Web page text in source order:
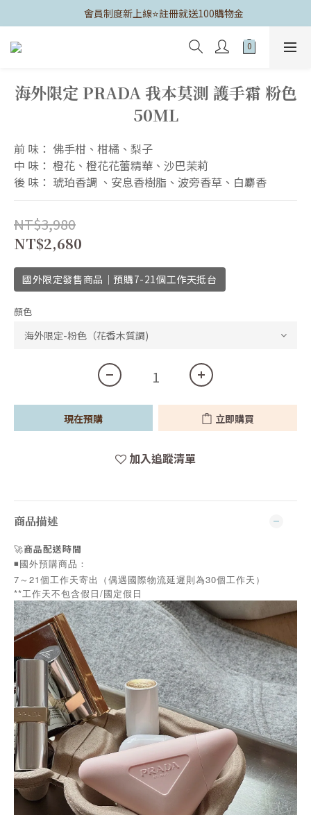
	會員制度新上線⭐️註冊就送100購物金
海外限定 PRADA 我本莫測 護手霜 粉色
50ML
前 味： 佛手柑、柑橘、梨子
中 味： 橙花、橙花花蕾精華、沙巴茉莉
後 味： 琥珀香調 、安息香樹脂、波旁香草、白麝香
NT$3,980
NT$2,680
國外限定發售商品｜預購7-21個工作天抵台
顏色
現在預購 立即購買
加入追蹤清單
商品描述
🚀商品配送時間
◾️國外預購商品：
7～21個工作天寄出（偶遇國際物流延遲則為30個工作天）
**工作天不包含假日/國定假日